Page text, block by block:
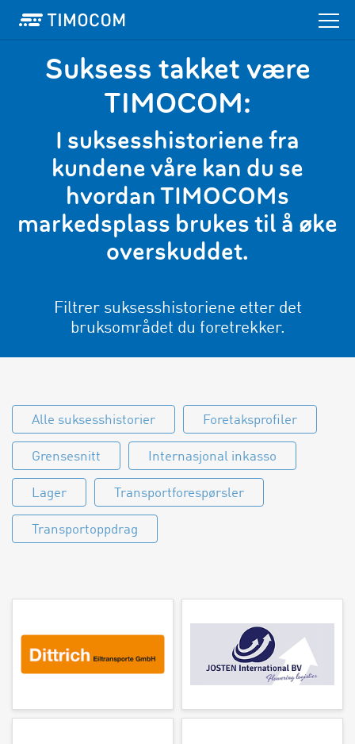
Suksess takket være
TIMOCOM:
I suksesshistoriene fra
kundene våre kan du se
hvordan TIMOCOMs
markedsplass brukes til å øke
overskuddet.
Filtrer suksesshistoriene etter det
bruksområdet du foretrekker.
Alle suksesshistorier Foretaksprofiler
Grensesnitt Internasjonal inkasso
Lager Transportforespørsler
Transportoppdrag